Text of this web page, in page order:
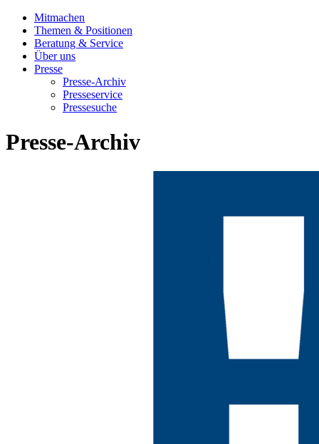
Mitmachen
Themen & Positionen
Beratung & Service
Über uns
Presse
Presse-Archiv
Presseservice
Pressesuche
Presse-Archiv